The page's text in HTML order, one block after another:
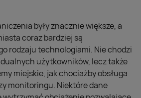
były znacznie większe, a
coraz bardziej są
rodzaju technologiami. Nie chodzi
użytkowników, lecz także
miejskie, jak chociażby obsługa
monitoringu. Niektóre dane